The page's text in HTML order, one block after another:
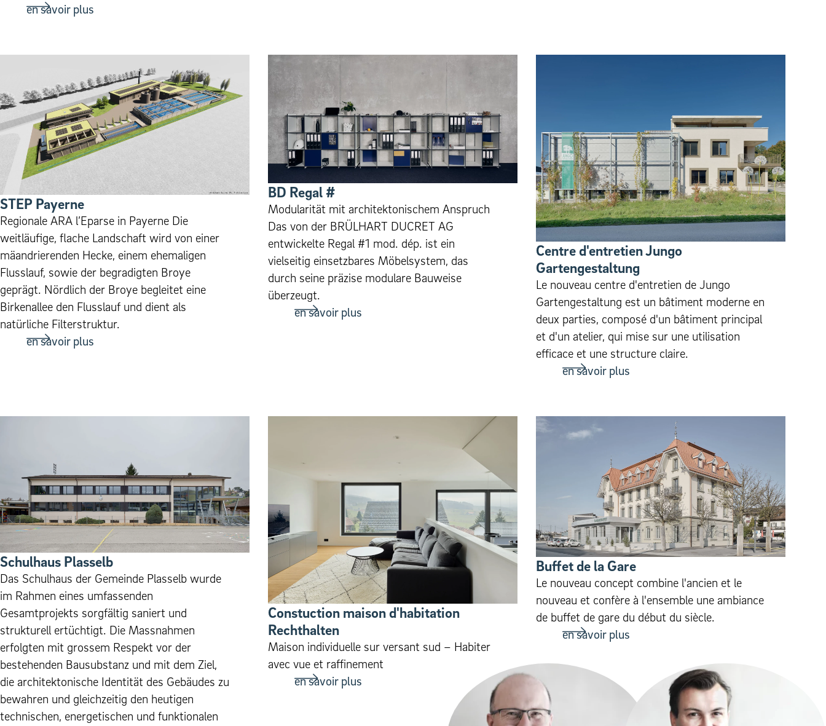
en savoir plus
STEP Payerne
Regionale ARA l’Eparse in Payerne Die
weitläufige, flache Landschaft wird von einer
mäandrierenden Hecke, einem ehemaligen
Flusslauf, sowie der begradigten Broye
geprägt. Nördlich der Broye begleitet eine
Birkenallee den Flusslauf und dient als
natürliche Filterstruktur.
en savoir plus
BD Regal #
Modularität mit architektonischem Anspruch
Das von der BRÜLHART DUCRET AG
entwickelte Regal #1 mod. dép. ist ein
vielseitig einsetzbares Möbelsystem, das
durch seine präzise modulare Bauweise
überzeugt.
en savoir plus
Centre d'entretien Jungo
Gartengestaltung
Le nouveau centre d'entretien de Jungo
Gartengestaltung est un bâtiment moderne en
deux parties, composé d'un bâtiment principal
et d'un atelier, qui mise sur une utilisation
efficace et une structure claire.
en savoir plus
Schulhaus Plasselb
Das Schulhaus der Gemeinde Plasselb wurde
im Rahmen eines umfassenden
Gesamtprojekts sorgfältig saniert und
strukturell ertüchtigt. Die Massnahmen
erfolgten mit grossem Respekt vor der
bestehenden Bausubstanz und mit dem Ziel,
die architektonische Identität des Gebäudes zu
bewahren und gleichzeitig den heutigen
technischen, energetischen und funktionalen
Constuction maison d'habitation
Rechthalten
Maison individuelle sur versant sud – Habiter
avec vue et raffinement
en savoir plus
Buf­fet de la Gare
Le nouveau concept combine l'ancien et le
nouveau et confère à l'ensemble une ambiance
de buffet de gare du début du siècle.
en savoir plus